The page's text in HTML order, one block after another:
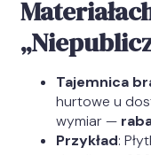
Tajemnica
hurtowe u
wymiar —
Przykład: